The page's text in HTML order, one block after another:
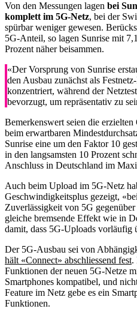
Von den Messungen lagen bei
komplett im 5G-Netz, bei der
spürbar weniger gewesen.
5G-Anteil, so lagen Sunrise mit
Prozent näher beisammen.
«Der Vorsprung von Sunrise
den Ausbau zunächst als
konzentriert, während der
bevorzugt, um repräsentativ zu
Bemerkenswert seien die
beim erwartbaren
Sunrise eine um den Faktor 10
in den langsamsten 10 Prozent
Anschluss in Deutschland im
Auch beim Upload im 5G-Netz
Geschwindigkeitsplus gezeigt,
Zuverlässigkeit von 5G
gleiche bremsende Effekt wie in
damit, dass 5G-Uploads vorläufig
Der 5G-Ausbau sei von
hält «Connect» abschliessend fest.
Funktionen der neuen 5G-Netze
Smartphones kompatibel, und
Feature im Netz gebe es ein
Funktionen.